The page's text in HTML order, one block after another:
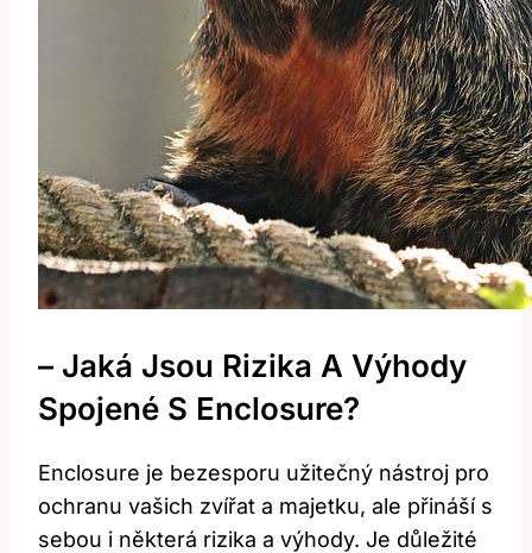
– Jaká Jsou Rizika A Výhody
Spojené S Enclosure?
Enclosure je bezesporu užitečný nástroj pro
ochranu vašich zvířat a majetku, ale přináší s
sebou i některá rizika a výhody. Je důležité